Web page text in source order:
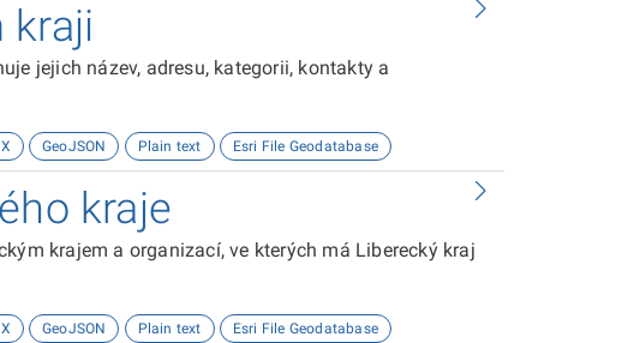
kraji
jejich název, adresu, kategorii, kontakty a
GeoJSON Plain text Esri File Geodatabase
kraje
krajem a organizací, ve kterých má Liberecký kraj
GeoJSON Plain text Esri File Geodatabase